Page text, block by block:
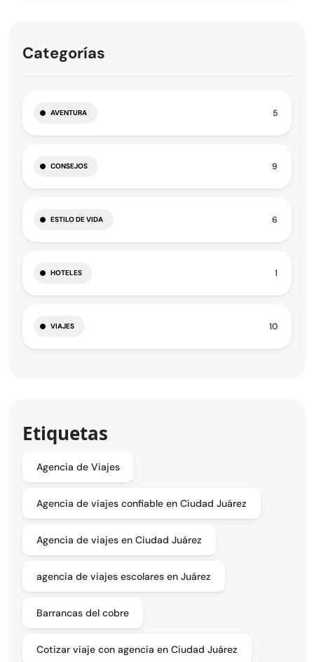
Categorías
AVENTURA 5
CONSEJOS 9
ESTILO DE VIDA 6
HOTELES 1
VIAJES 10
Etiquetas
Agencia de Viajes
Agencia de viajes confiable en Ciudad Juárez
Agencia de viajes en Ciudad Juárez
agencia de viajes escolares en Juárez
Barrancas del cobre
Cotizar viaje con agencia en Ciudad Juárez